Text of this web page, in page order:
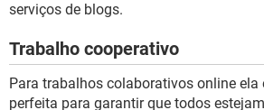
serviços de blogs.
Trabalho cooperativo
Para trabalhos colaborativos online ela
perfeita para garantir que todos